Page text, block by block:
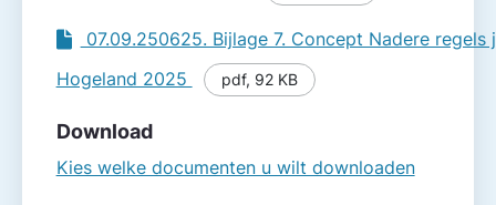
07.09.250625. Bijlage 7. Concept Nadere regels
Hogeland 2025
pdf, 92 KB
Download
Kies welke documenten u wilt downloaden